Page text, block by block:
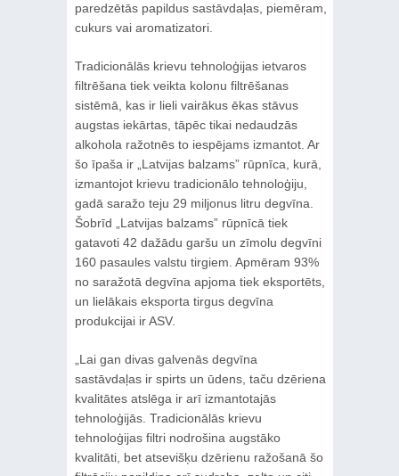
paredzētās papildus sastāvdaļas, piemēram,
cukurs vai aromatizatori.
Tradicionālās krievu tehnoloģijas ietvaros
filtrēšana tiek veikta kolonu filtrēšanas
sistēmā, kas ir lieli vairākus ēkas stāvus
augstas iekārtas, tāpēc tikai nedaudzās
alkohola ražotnēs to iespējams izmantot. Ar
šo īpaša ir „Latvijas balzams” rūpnīca, kurā,
izmantojot krievu tradicionālo tehnoloģiju,
gadā saražo teju 29 miljonus litru degvīna.
Šobrīd „Latvijas balzams” rūpnīcā tiek
gatavoti 42 dažādu garšu un zīmolu degvīni
160 pasaules valstu tirgiem. Apmēram 93%
no saražotā degvīna apjoma tiek eksportēts,
un lielākais eksporta tirgus degvīna
produkcijai ir ASV.
„Lai gan divas galvenās degvīna
sastāvdaļas ir spirts un ūdens, taču dzēriena
kvalitātes atslēga ir arī izmantotajās
tehnoloģijās. Tradicionālās krievu
tehnoloģijas filtri nodrošina augstāko
kvalitāti, bet atsevišķu dzērienu ražošanā šo